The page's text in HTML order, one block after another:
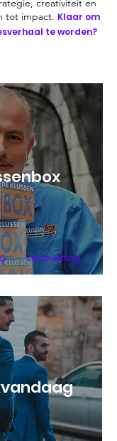
creativiteit en
tot impact. Klaar om
te worden?
Linkbuilding